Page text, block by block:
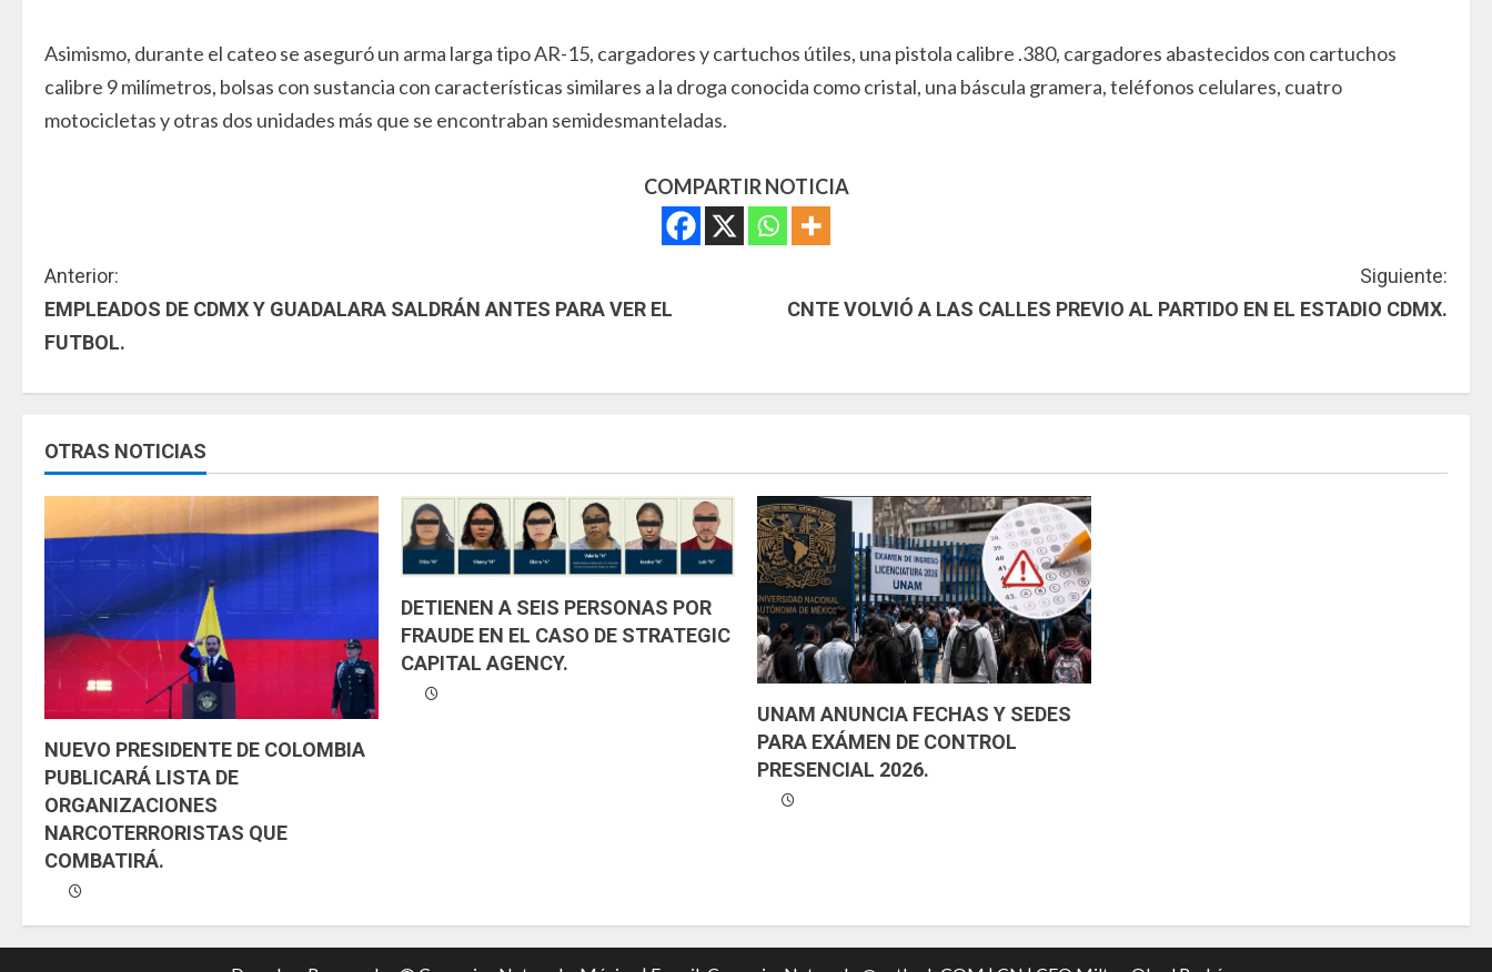
Asimismo, durante el cateo se aseguró un arma larga tipo AR-15, cargadores y cartuchos útiles, una pistola calibre .380, cargadores abastecidos con cartuchos
calibre 9 milímetros, bolsas con sustancia con características similares a la droga conocida como cristal, una báscula gramera, teléfonos celulares, cuatro
motocicletas y otras dos unidades más que se encontraban semidesmanteladas.
COMPARTIR NOTICIA
S
i
e
e
e
n
d
o
Anterior:
EMPLEADOS DE CDMX Y GUADALARA SALDRÁN ANTES PARA VER EL
FUTBOL.
Siguiente:
CNTE VOLVIÓ A LAS CALLES PREVIO AL PARTIDO EN EL ESTADIO CDMX.
OTRAS NOTICIAS
NUEVO PRESIDENTE DE COLOMBIA
PUBLICARÁ LISTA DE
ORGANIZACIONES
NARCOTERRORISTAS QUE
COMBATIRÁ.
DETIENEN A SEIS PERSONAS POR
FRAUDE EN EL CASO DE STRATEGIC
CAPITAL AGENCY.
UNAM ANUNCIA FECHAS Y SEDES
PARA EXÁMEN DE CONTROL
PRESENCIAL 2026.